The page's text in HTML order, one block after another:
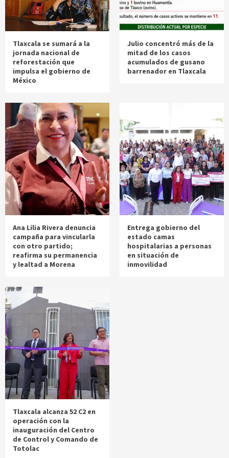
Tlaxcala se sumará a la
jornada nacional de
reforestación que
impulsa el gobierno de
México
Julio concentró más de la
mitad de los casos
acumulados de gusano
barrenador en Tlaxcala
Ana Lilia Rivera denuncia
campaña para vincularla
con otro partido;
reafirma su permanencia
y lealtad a Morena
Entrega gobierno del
estado camas
hospitalarias a personas
en situación de
inmovilidad
Tlaxcala alcanza 52 C2 en
operación con la
inauguración del Centro
de Control y Comando de
Totolac